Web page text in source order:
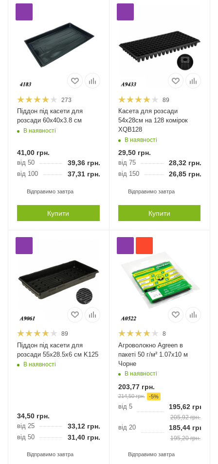
273
Піддон під касети для
розсади 60х40х3.8 см
В наявності
41,00 грн.
від 50 39,36 грн.
від 100 37,31 грн.
Відправимо завтра
Купити
89
Касета для розсади
54х28см на 128 комірок
XQB128
В наявності
29,50грн.
від 75 28,32грн.
від 150 26,85грн.
Відправимо завтра
Купити
89
Піддон під касети для
розсади 55х28.5х6 см K125
В наявності
34,50 грн.
від 25 33,12 грн.
від 50 31,40 грн.
Відправимо завтра
8
Агроволокно Agreen в
пакеті 50 г/м² 1.07х10 м
Чорне
В наявності
203,77грн.
214,50грн. -5%
від 5 195,62грн.
205,92грн.
від 20 185,44грн.
195,20грн.
Відправимо завтра